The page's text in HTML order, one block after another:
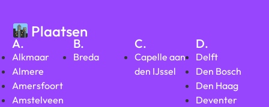
Plaatsen
A.
Alkmaar
Almere
Amersfoort
Amstelveen
B.
Breda
C.
Capelle aan
den IJssel
D.
Delft
Den Bosch
Den Haag
Deventer